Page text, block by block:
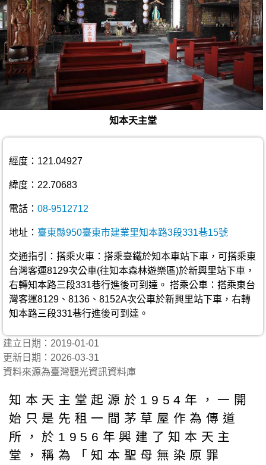
知本天主堂
經度：121.04927
緯度：22.70683
電話： 08-9512712
地址： 臺東縣950臺東市建業里知本路3段331巷15號
交通指引：搭乘火車：搭乘臺鐵於知本車站下車，可搭乘東
台灣客運8129次公車(往知本森林遊樂區)於新興里站下車，
右轉知本路三段331巷行進後可到達。 搭乘公車：搭乘東台
灣客運8129、8136、8152A次公車於新興里站下車，右轉
知本路三段331巷行進後可到達。
建立日期：2019-01-01
更新日期：2026-03-31
資料來源為臺灣觀光資訊資料庫
知本天主堂起源於1954年，一開
始只是先租一間茅草屋作為傳道
所，於1956年興建了知本天主
堂，稱為「知本聖母無染原罪